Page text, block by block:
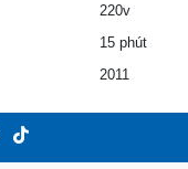
220v
15 phút
2011